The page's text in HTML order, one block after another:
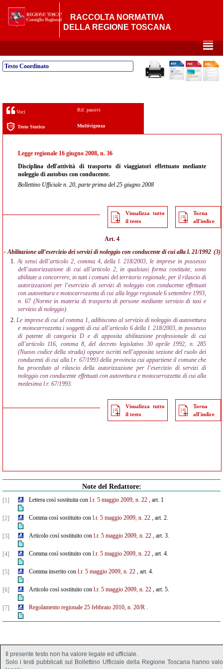
RACCOLTA NORMATIVA
DELLA REGIONE TOSCANA
²
Testo Coordinato
Voci Rif. passivi
Testo Storico Multivigenza
Legge regionale 16 giugno 2008, n. 36
Disciplina dell'attività di trasporto di viaggiatori effettuato mediante
noleggio di autobus con conducente.
Bollettino Ufficiale n. 20, parte prima del 25 giugno 2008
Visualizza tutto
il testo
Torna
all'indice
Art. 4
- Abilitazione all’esercizio dei servizi di noleggio con conducente di cui alla l. 21/1992 (3)
1.Ai sensi dell’articolo 2, comma 4, della l. 218/2003, le imprese in possesso
dell’autorizzazione di cui all’articolo 2, in qualsiasi forma costituite, sono
abilitate a concorrere, in tutti i comuni del territorio regionale, per il rilascio di
autorizzazioni per l’esercizio di servizi di noleggio con conducente effettuati
con autovettura e motocarrozzetta di cui alla legge regionale 6 settembre 1993,
n. 67 (Norme in materia di trasporto di persone mediante servizio di taxi e
servizio di noleggio).
2. Le imprese di cui al comma 1, adibiscono al servizio di noleggio di autovettura
e motocarrozzetta i soggetti di cui all’articolo 6 della l. 218/2003, in possesso
di patente di categoria D e di apposita abilitazione professionale di cui
all’articolo 116, comma 8, del decreto legislativo 30 aprile 1992, n. 285
(Nuovo codice della strada) oppure iscritti nell’apposita sezione del ruolo dei
conducenti di cui alla l.r. 67/1993 della provincia cui appartiene il comune che
ha proceduto al rilascio della autorizzazione per l’esercizio di servizi di
noleggio con conducente effettuati con autovettura e motocarrozzetta di cui alla
medesima l.r. 67/1993.
Visualizza tutto
il testo
Torna
all'indice
Note del Redattore:
[1] Lettera così sostituita con l.r. 5 maggio 2009, n. 22, art. 1
[2] Comma così sostituito con l.r. 5 maggio 2009, n. 22, art. 2.
[3] Articolo così sostituito con l.r. 5 maggio 2009, n. 22, art. 3.
[4] Comma così sostituito con l.r. 5 maggio 2009, n. 22, art. 4.
[5] Comma inserito con l.r. 5 maggio 2009, n. 22, art. 4.
[6] Articolo così sostituito con l.r. 5 maggio 2009, n. 22, art. 5.
[7] Regolamento regionale 25 febbraio 2010, n. 20/R.
Il presente testo non ha valore legale ed ufficiale.
Solo i testi pubblicati sul Bollettino Ufficiale della Regione Toscana hanno